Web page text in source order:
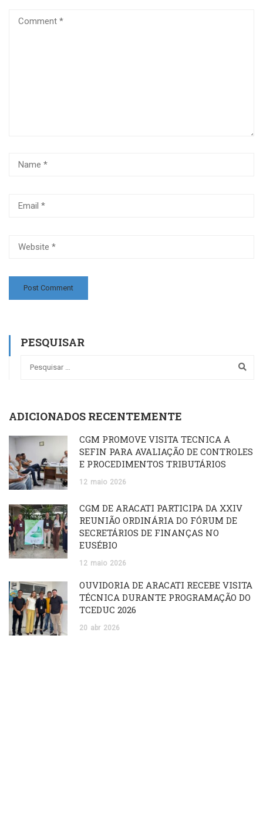
PESQUISAR
ADICIONADOS RECENTEMENTE
CGM PROMOVE VISITA TÉCNICA À
SEFIN PARA AVALIAÇÃO DE CONTROLES
E PROCEDIMENTOS TRIBUTÁRIOS
12 maio 2026
CGM DE ARACATI PARTICIPA DA XXIV
REUNIÃO ORDINÁRIA DO FÓRUM DE
SECRETÁRIOS DE FINANÇAS NO
EUSÉBIO
12 maio 2026
OUVIDORIA DE ARACATI RECEBE VISITA
TÉCNICA DURANTE PROGRAMAÇÃO DO
TCEDUC 2026
20 abr 2026